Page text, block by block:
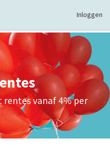
Inloggen
rentes vanaf 4% per